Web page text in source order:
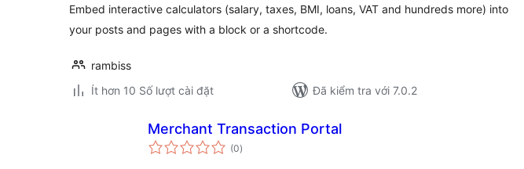
Embed interactive calculators (salary, taxes, BMI, loans, VAT and hundreds more) into
your posts and pages with a block or a shortcode.
rambiss
Ít hơn 10 Số lượt cài đặt
Đã kiểm tra với 7.0.2
Merchant Transaction Portal
(0tổng
đánh
)